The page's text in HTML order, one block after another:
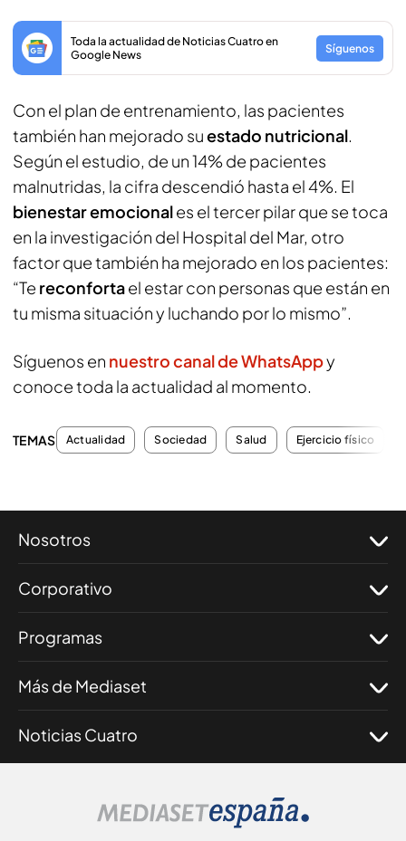
Toda la actualidad de Noticias Cuatro en
Google News
Síguenos
Con el plan de entrenamiento, las pacientes
también han mejorado suestado nutricional.
Según el estudio, de un 14% de pacientes
malnutridas, la cifra descendió hasta el 4%. El
bienestar emocionales el tercer pilar que se toca
en la investigación del Hospital del Mar, otro
factor que también ha mejorado en los pacientes:
“Te reconfortael estar con personas que están en
tu misma situación y luchando por lo mismo”.
Síguenos en nuestro canal de WhatsAppy
conoce toda la actualidad al momento.
TEMAS Actualidad Sociedad Salud Ejercicio físico
Nosotros
Corporativo
Programas
Más de Mediaset
Noticias Cuatro